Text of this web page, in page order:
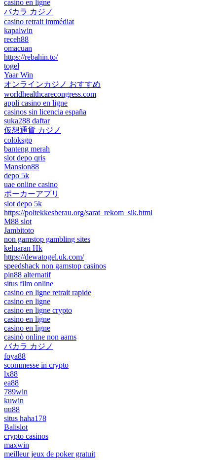
casino en ligne
バカラ カジノ
casino retrait immédiat
kapalwin
receh88
omacuan
https://rebahin.to/
togel
Yaar Win
オンラインカジノ おすすめ
worldhealthcarecongress.com
appli casino en ligne
casinos sin licencia españa
suka288 daftar
仮想通貨 カジノ
coloksgp
banteng merah
slot depo qris
Mansion88
depo 5k
uae online casino
ポーカーアプリ
slot depo 5k
https://poltekkesberau.org/sarat_rekom_sik.html
M88 slot
Jambitoto
non gamstop gambling sites
keluaran Hk
https://dewatogel.uk.com/
speedshack non gamstop casinos
pin88 alternatif
situs film online
casino en ligne retrait rapide
casino en ligne
casino en ligne crypto
casino en ligne
casino en ligne
casinò online non aams
バカラ カジノ
foya88
scommesse in crypto
lx88
ea88
789win
kuwin
uu88
situs haha178
Balislot
crypto casinos
maxwin
meilleur jeux de poker gratuit